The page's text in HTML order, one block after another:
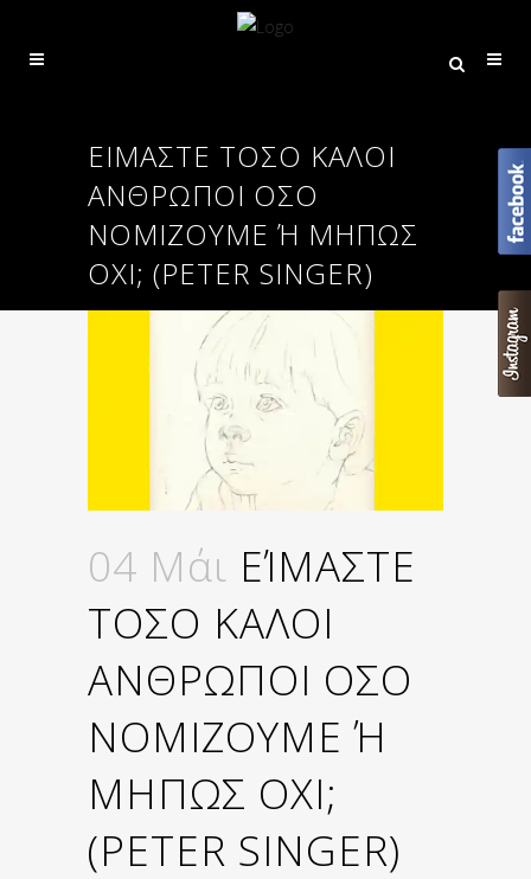
ΕΊΜΑΣΤΕ ΤΟΣΟ ΚΑΛΟΙ
ΑΝΘΡΩΠΟΙ ΟΣΟ
ΝΟΜΙΖΟΥΜΕ Ή ΜΗΠΩΣ Ο
ΧΙ; (PETER SINGER)
04 Μάι ΕΊΜΑΣΤΕ
ΤΟΣΟ ΚΑΛΟΙ
ΑΝΘΡΩΠΟΙ ΟΣΟ
ΝΟΜΙΖΟΥΜΕ Ή
ΜΗΠΩΣ ΟΧΙ;
(PETER SINGER)